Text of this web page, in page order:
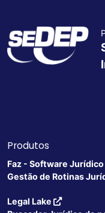
Produtos
Faz - Software Jurídico
Gestão de Rotinas
Legal Lake